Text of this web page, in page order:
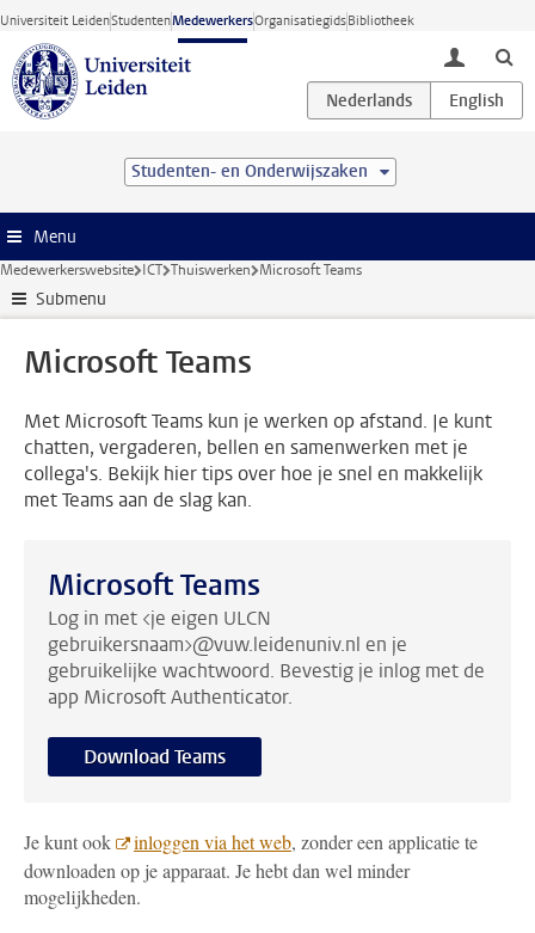
Ga direct naar de inhoud
Universiteit LeidenStudentenMedewerkersOrganisatiegidsBibliotheek
toggle
Studenten- en Onderwijszaken
Menu
Medewerkerswebsite ICT Thuiswerken Microsoft Teams
Submenu
Microsoft Teams
Met Microsoft Teams kun je werken op afstand. Je kunt
chatten, vergaderen, bellen en samenwerken met je
collega's. Bekijk hier tips over hoe je snel en makkelijk
met Teams aan de slag kan.
Microsoft Teams
Log in met <je eigen ULCN
gebruikersnaam>@vuw.leidenuniv.nl en je
gebruikelijke wachtwoord. Bevestig je inlog met de
app Microsoft Authenticator.
Download Teams
Je kunt ook inloggen via het web, zonder een applicatie te
downloaden op je apparaat. Je hebt dan wel minder
mogelijkheden.